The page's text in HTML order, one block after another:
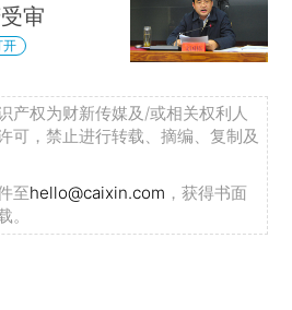
审
开
产权为财新传媒及/或相关权利人
可，禁止进行转载、摘编、复制及
至hello@caixin.com ，获得书面
。